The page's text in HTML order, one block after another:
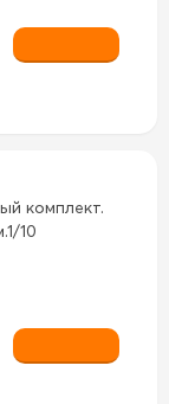
комплект.
10